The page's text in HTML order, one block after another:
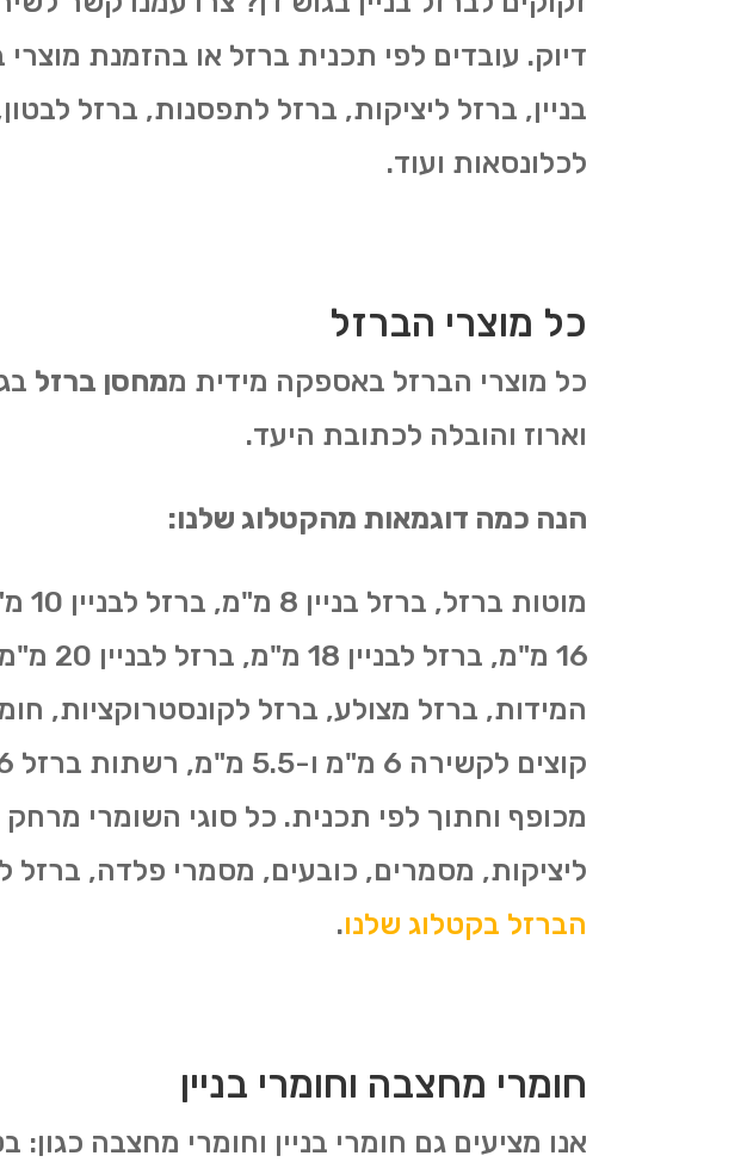
דיוק. עובדים לפי תכנית ברזל או בהזמנת
בניין, ברזל ליציקות, ברזל לתפסנות, ברזל
לכלונסאות ועוד.
כל מוצרי הברזל
כל מוצרי הברזל באספקה מידית ממחסן ברזל
וארוז והובלה לכתובת היעד.
הנה כמה דוגמאות מהקטלוג שלנו:
16
המידות, ברזל מצולע, ברזל לקונסטרוקציות,
מכופף וחתוך לפי תכנית. כל סוגי השומרי
ליציקות, מסמרים, כובעים, מסמרי פלדה, ברזל ליפטים 6 , 12, 14 מ"מ,
הברזל בקטלוג שלנו.
חומרי מחצבה וחומרי בניין
אנו מציעים גם חומרי בניין וחומרי מחצבה